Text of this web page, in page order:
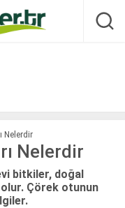
Nelerdir
Nelerdir
bitkiler, doğal
olur. Çörek otunun